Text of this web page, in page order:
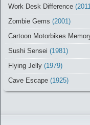
Work Desk Difference
Zombie Gems (2001)
Cartoon Motorbikes
Sushi Sensei (1981)
Flying Jelly (1979)
Cave Escape (1925)